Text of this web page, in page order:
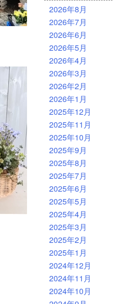
2026年8月
2026年7月
2026年6月
2026年5月
2026年4月
2026年3月
2026年2月
2026年1月
2025年12月
2025年11月
2025年10月
2025年9月
2025年8月
2025年7月
2025年6月
2025年5月
2025年4月
2025年3月
2025年2月
2025年1月
2024年12月
2024年11月
2024年10月